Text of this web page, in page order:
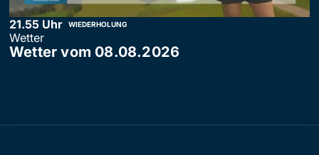
21.55 Uhr WIEDERHOLUNG
Wetter
Wetter vom 08.08.2026